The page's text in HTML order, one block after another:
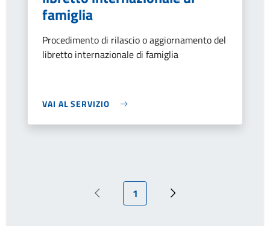
famiglia
Procedimento di rilascio o aggiornamento del
libretto internazionale di famiglia
VAI AL SERVIZIO
Pagina precedente
Pagina attuale
1 Prossima pagina